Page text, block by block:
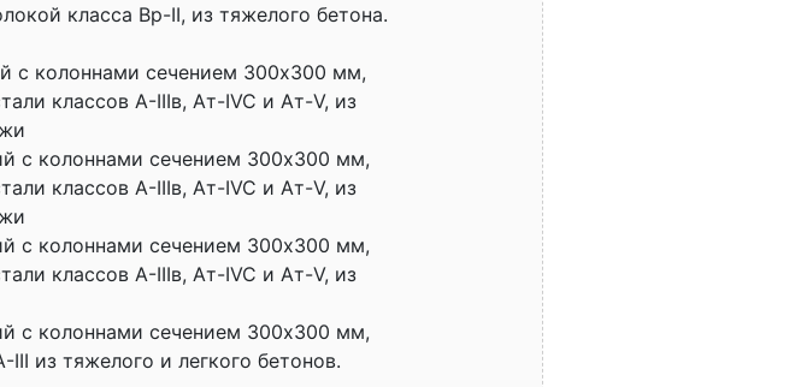
класса Вр-II, из тяжелого бетона.
с колоннами сечением 300х300 мм,
классов А-IIIв, Ат-IVC и Ат-V, из
с колоннами сечением 300х300 мм,
классов А-IIIв, Ат-IVC и Ат-V, из
с колоннами сечением 300х300 мм,
классов А-IIIв, Ат-IVC и Ат-V, из
с колоннами сечением 300х300 мм,
из тяжелого и легкого бетонов.